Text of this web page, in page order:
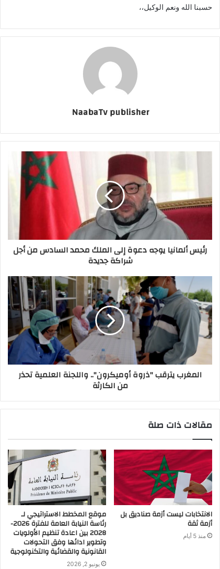
حسبنا الله ونعم الوكيل،،
NaabaTv publisher
رئيس ألمانيا يوجه دعوة إلى الملك محمد السادس من أجل
شراكة جديدة
المغرب يترقب "ذروة أوميكرون".. واللجنة العلمية تحذر
من الكارثة
مقالات ذات صلة
الانتخابات ليست أزمة صناديق بل
أزمة ثقة
منذ 5 أيام
موقع المخطط الاستراتيجي لـ
رئاسة النيابة العامة للفترة 2026-
2028 بين اعادة تنظيم الأولويات
وتطوير ادائها وفق التحولات
القانونية والقضائية والتكنولوجية
يونيو 2, 2026